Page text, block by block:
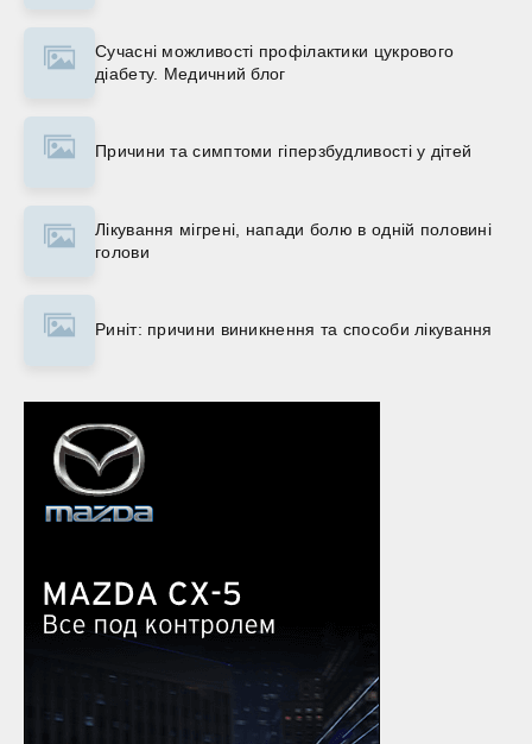
Сучасні можливості профілактики цукрового
діабету. Медичний блог
Причини та симптоми гіперзбудливості у дітей
Лікування мігрені, напади болю в одній половині
голови
Риніт: причини виникнення та способи лікування